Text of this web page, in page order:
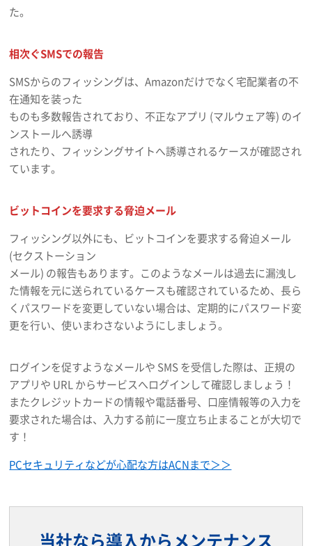
た。
相次ぐSMSでの報告
SMSからのフィッシングは、Amazonだけでなく宅配業者の不
在通知を装った
ものも多数報告されており、不正なアプリ (マルウェア等) のイ
ンストールへ誘導
されたり、フィッシングサイトへ誘導されるケースが確認され
ています。
ビットコインを要求する脅迫メール
フィッシング以外にも、ビットコインを要求する脅迫メール
(セクストーション
メール) の報告もあります。このようなメールは過去に漏洩し
た情報を元に送られているケースも確認されているため、長ら
くパスワードを変更していない場合は、定期的にパスワード変
更を行い、使いまわさないようにしましょう。
ログインを促すようなメールや SMS を受信した際は、正規の
アプリや URL からサービスへログインして確認しましょう！
またクレジットカードの情報や電話番号、口座情報等の入力を
要求された場合は、入力する前に一度立ち止まることが大切で
す！
PCセキュリティなどが心配な方はACNまで＞＞
当社なら導入からメンテナンス